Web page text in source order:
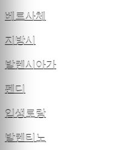
베르사체
지방시
발렌시아가
펜디
입생로랑
발렌티노